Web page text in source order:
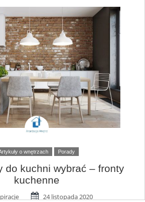
o wnętrzach Porady
do kuchni wybrać – fronty
kuchenne
24 listopada 2020